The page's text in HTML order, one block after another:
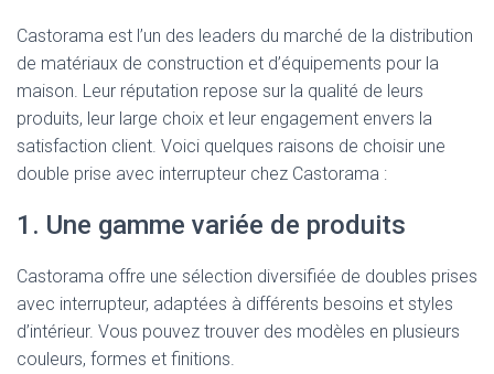
Castorama est l’un des leaders du marché de la distribution
de matériaux de construction et d’équipements pour la
maison. Leur réputation repose sur la qualité de leurs
produits, leur large choix et leur engagement envers la
satisfaction client. Voici quelques raisons de choisir une
double prise avec interrupteur chez Castorama :
1. Une gamme variée de produits
Castorama offre une sélection diversifiée de doubles prises
avec interrupteur, adaptées à différents besoins et styles
d’intérieur. Vous pouvez trouver des modèles en plusieurs
couleurs, formes et finitions.